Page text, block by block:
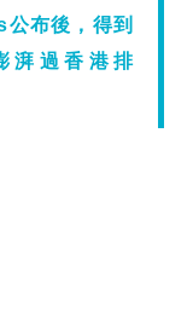
布後，得到
湃過香港排